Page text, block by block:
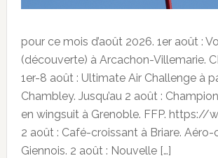
pour ce mois d’août 2026. 1er août :
(découverte) à Arcachon-Villemarie.
1er-8 août : Ultimate Air Challenge à
Chambley. Jusqu’au 2 août :
en wingsuit à Grenoble. FFP. https://
2 août : Café-croissant à Briare. Aéro-
Giennois. 2 août : Nouvelle […]